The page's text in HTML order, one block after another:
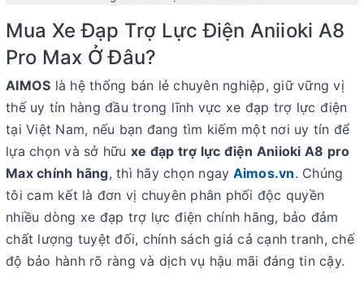
Mua Xe Đạp Trợ Lực Điện Aniioki A8
Pro Max Ở Đâu?
AIMOS là hệ thống bán lẻ chuyên nghiệp, giữ vững vị
thế uy tín hàng đầu trong lĩnh vực xe đạp trợ lực điện
tại Việt Nam, nếu bạn đang tìm kiếm một nơi uy tín để
lựa chọn và sở hữu xe đạp trợ lực điện Aniioki A8 pro
Max chính hãng, thì hãy chọn ngay Aimos.vn. Chúng
tôi cam kết là đơn vị chuyên phân phối độc quyền
nhiều dòng xe đạp trợ lực điện chính hãng, bảo đảm
chất lượng tuyệt đối, chính sách giá cả cạnh tranh, chế
độ bảo hành rõ ràng và dịch vụ hậu mãi đáng tin cậy.